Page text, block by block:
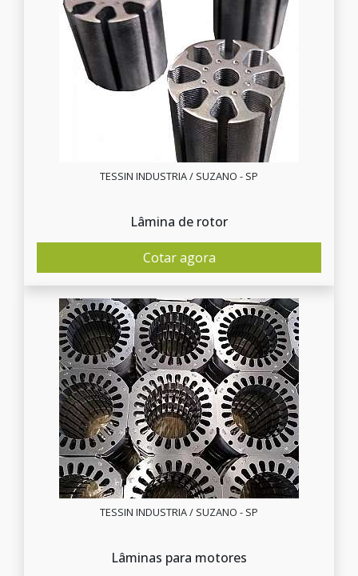
TESSIN INDUSTRIA / SUZANO - SP
Lâmina de rotor
Cotar agora
TESSIN INDUSTRIA / SUZANO - SP
Lâminas para motores